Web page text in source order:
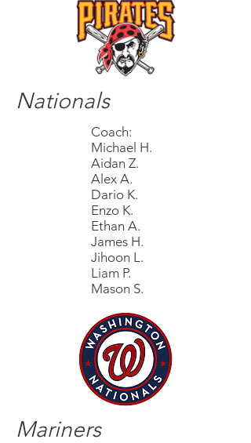
Nationals
Coach:
Michael H.
Aidan Z.
Alex A.
Dario K.
Enzo K.
Ethan A.
James H.
Jihoon L.
Liam P.
Mason S.
Mariners